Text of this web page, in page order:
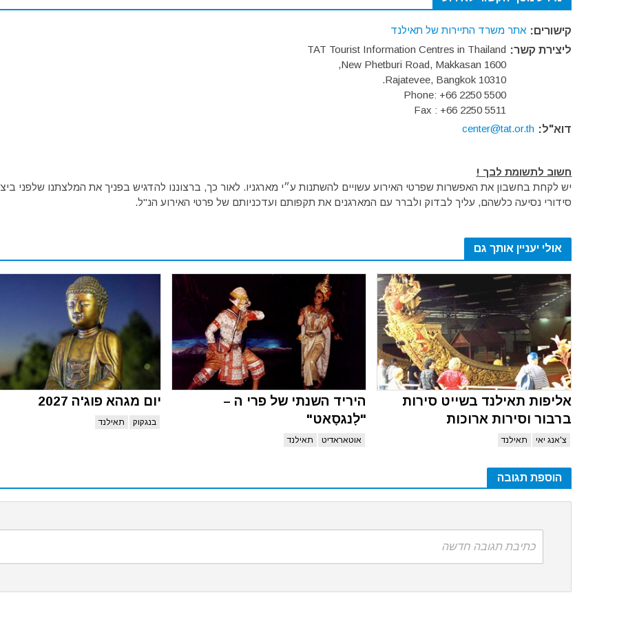
קישורים: אתר משרד התיירות של תאילנד
ליצירת קשר: TAT Tourist Information Centres in Thailand
1600 New Phetburi Road, Makkasan,
Rajatevee, Bangkok 10310.
Phone: +66 2250 5500
Fax : +66 2250 5511
דוא"ל: center@tat.or.th
חשוב לתשומת לבך !
יש לקחת בחשבון את האפשרות שפרטי האירוע עשויים להשתנות ע״י מארגניו. לאור כך, ברצוננו להדגיש בפניך את המלצתנו שלפני
סידורי נסיעה כלשהם, עליך לבדוק ולברר עם המארגנים את תקפותם ועדכניותם של פרטי האירוע הנ"ל.
אולי יעניין אותך גם
אליפות תאילנד בשייט סירות
ברבור וסירות ארוכות
צ'אנג יאי תאילנד
היריד השנתי של פרי ה –
"לָנגסָאט"
אוטאראדיט תאילנד
יום מגהא פוג'ה 2027
בנגקוק תאילנד
הוספת תגובה
כתיבת תגובה חדשה